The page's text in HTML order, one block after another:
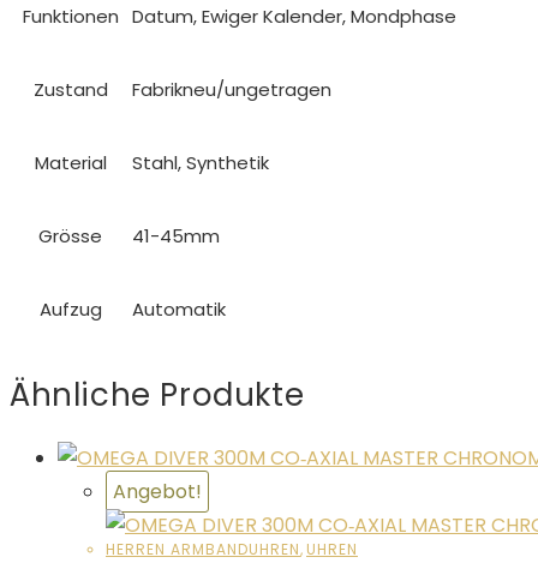
Funktionen Datum, Ewiger Kalender, Mondphase
Zustand Fabrikneu/ungetragen
Material Stahl, Synthetik
Grösse 41-45mm
Aufzug Automatik
Ähnliche Produkte
Angebot!
HERREN ARMBANDUHREN, UHREN